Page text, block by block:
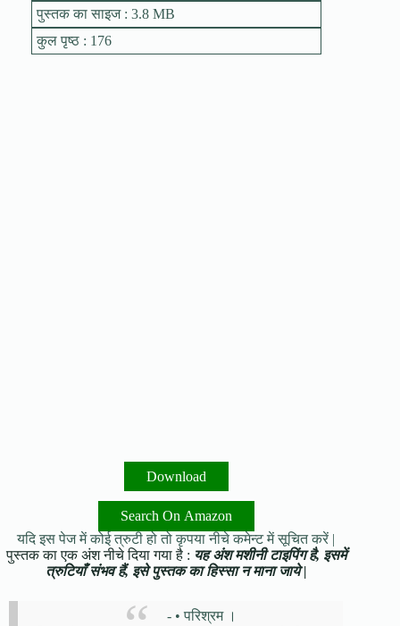
पुस्तक का साइज : 3.8 MB
कुल पृष्ठ : 176
Download
Search On Amazon
यदि इस पेज में कोई त्रुटी हो तो कृपया नीचे कमेन्ट में सूचित करें |
पुस्तक का एक अंश नीचे दिया गया है : यह अंश मशीनी टाइपिंग है, इसमें
त्रुटियाँ संभव हैं, इसे पुस्तक का हिस्सा न माना जाये |
- • परिश्रम ।